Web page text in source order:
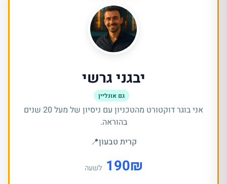
יבגני גרשי
גם אונליין
אני בוגר דוקטורט מהטכניון עם ניסיון של מעל 20 שנים
בהוראה.
קרית טבעון📍
₪
190 לשעה